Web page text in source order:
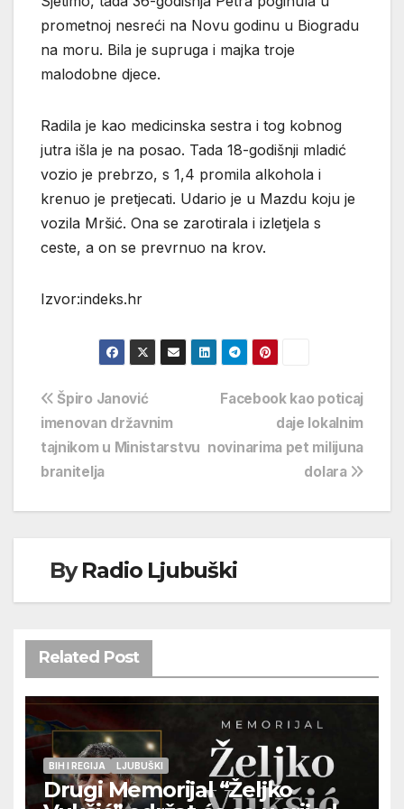
prometnoj nesreći na Novu godinu u Biogradu
na moru. Bila je supruga i majka troje
malodobne djece.
Radila je kao medicinska sestra i tog kobnog
jutra išla je na posao. Tada 18-godišnji mladić
vozio je prebrzo, s 1,4 promila alkohola i
krenuo je pretjecati. Udario je u Mazdu koju je
vozila Mršić. Ona se zarotirala i izletjela s
ceste, a on se prevrnuo na krov.
Izvor:indeks.hr
Navigacija
objava
Facebook kao poticaj
daje lokalnim
novinarima pet milijuna
dolara
Špiro Janović
imenovan državnim
tajnikom u Ministarstvu
branitelja
ByRadio Ljubuški
Related Post
BIH I REGIJA LJUBUŠKI
Drugi Memorijal “Željko